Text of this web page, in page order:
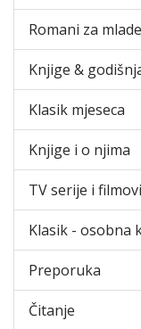
Romani za
Knjige &
Klasik mjeseca
Knjige i o njima
TV serije i
Klasik - osobna
Preporuka
Čitanje